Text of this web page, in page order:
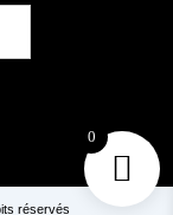
réservés
0